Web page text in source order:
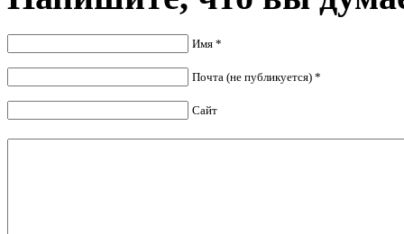
Имя *
Почта (не публикуется) *
Сайт